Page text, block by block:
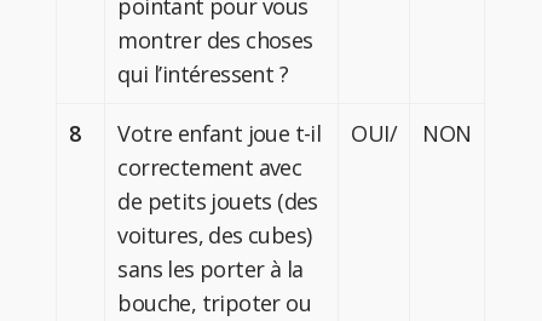
pointant pour vous
montrer des choses
qui l’intéressent ?
8
Votre enfant joue t-il
correctement avec
de petits jouets (des
voitures, des cubes)
sans les porter à la
bouche, tripoter ou
OUI/ NON